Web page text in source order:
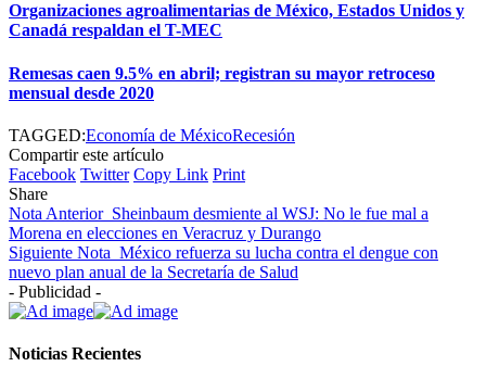
Organizaciones agroalimentarias de México, Estados Unidos y
Canadá respaldan el T-MEC
Remesas caen 9.5% en abril; registran su mayor retroceso
mensual desde 2020
TAGGED:Economía de MéxicoRecesión
Compartir este artículo
Facebook Twitter Copy Link Print
Share
Nota Anterior Sheinbaum desmiente al WSJ: No le fue mal a
Morena en elecciones en Veracruz y Durango
Siguiente Nota México refuerza su lucha contra el dengue con
nuevo plan anual de la Secretaría de Salud
- Publicidad -
Noticias Recientes